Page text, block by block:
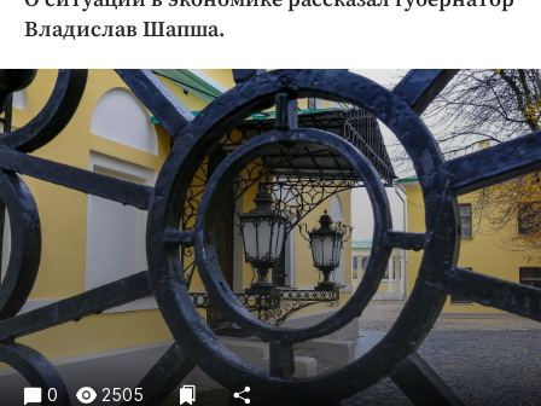
Криминал
Недвижимость и ЖКХ
Образование
Общество
Погода
Праздники
Происшествия
Спорт
Экономика и бизнес
ПРОЕКТЫ
Владислав Шапша.
0 2505